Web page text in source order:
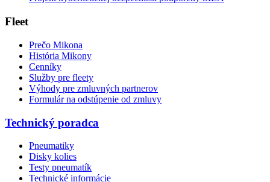
Fleet
Prečo Mikona
História Mikony
Cenníky
Služby pre fleety
Výhody pre zmluvných partnerov
Formulár na odstúpenie od zmluvy
Technický poradca
Pneumatiky
Disky kolies
Testy pneumatík
Technické informácie